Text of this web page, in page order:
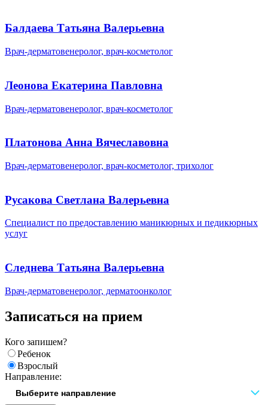
Балдаева Татьяна Валерьевна
Врач-дерматовенеролог, врач-косметолог
Леонова Екатерина Павловна
Врач-дерматовенеролог, врач-косметолог
Платонова Анна Вячеславовна
Врач-дерматовенеролог, врач-косметолог, трихолог
Русакова Светлана Валерьевна
Специалист по предоставлению маникюрных и педикюрных
услуг
Следнева Татьяна Валерьевна
Врач-дерматовенеролог, дерматоонколог
Записаться на прием
Кого запишем?
Ребенок
Взрослый
Направление: